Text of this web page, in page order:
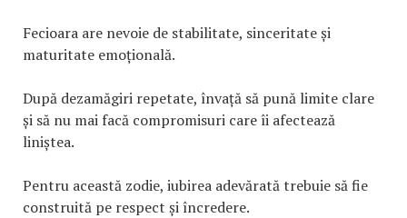
Fecioara are nevoie de stabilitate, sinceritate și
maturitate emoțională.
După dezamăgiri repetate, învață să pună limite clare
și să nu mai facă compromisuri care îi afectează
liniștea.
Pentru această zodie, iubirea adevărată trebuie să fie
construită pe respect și încredere.